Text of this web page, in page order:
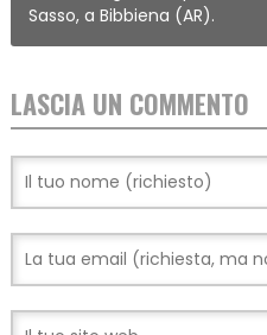
Sasso, a Bibbiena (AR).
LASCIA UN COMMENTO